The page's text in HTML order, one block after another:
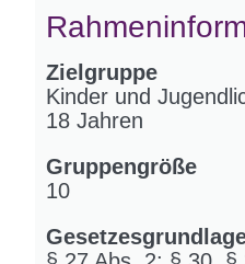
Zielgruppe
Kinder und
18 Jahren
Gruppengröße
10